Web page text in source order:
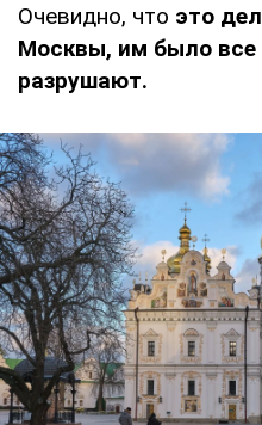
Очевидно, что это
Москвы, им было все
разрушают.